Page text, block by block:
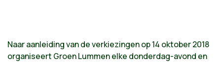
Naar aanleiding van de verkiezingen op 14 oktober 2018
organiseert Groen Lummen elke donderdag-avond en